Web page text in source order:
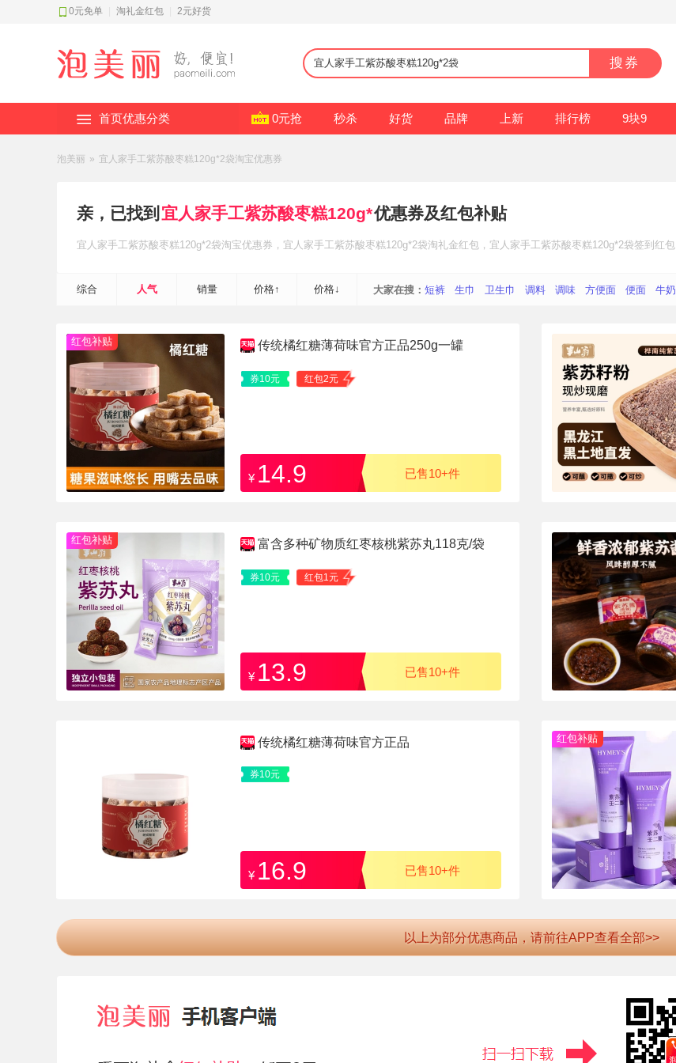
0元免单 淘礼金红包 2元好货
搜券
首页优惠分类 0元抢 秒杀 好货 品牌 上新 排行榜 9块9
泡美丽 » 宜人家手工紫苏酸枣糕120g*2袋淘宝优惠券
亲，已找到 宜人家手工紫苏酸枣糕120g*优惠券及红包补贴
宜人家手工紫苏酸枣糕120g*2袋淘宝优惠券 ，宜人家手工紫苏酸枣糕120g*2袋淘礼金红包 ，宜人家手工紫苏酸枣糕120g*2袋签到红包
综合 人气 销量 价格↑ 价格↓ 大家在搜： 短裤 生巾 卫生巾 调料 调味 方便面 便面 牛奶
红包补贴 传统橘红糖薄荷味官方正品250g一罐
券10元 红包2元
¥ 14.9 已售10+件
红包补贴 富含多种矿物质红枣核桃紫苏丸118克/袋
券10元 红包1元
¥ 13.9 已售10+件
传统橘红糖薄荷味官方正品
券10元
¥ 16.9 已售10+件
红包补贴
以上为部分优惠商品，请前往APP查看全部>>